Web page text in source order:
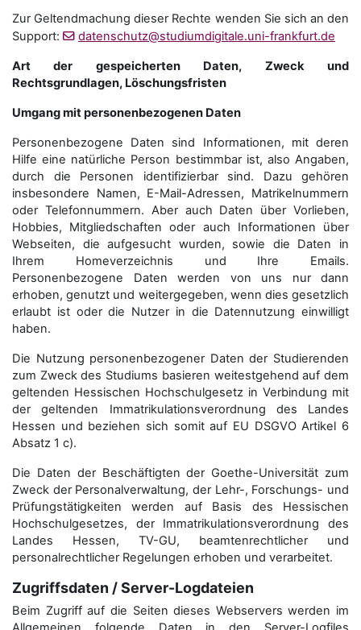
Zur Geltendmachung dieser Rechte wenden Sie sich an den
Support:
datenschutz@studiumdigitale.uni-frankfurt.de
Art der gespeicherten Daten, Zweck und
Rechtsgrundlagen, Löschungsfristen
Umgang mit personenbezogenen Daten
Personenbezogene Daten sind Informationen, mit deren
Hilfe eine natürliche Person bestimmbar ist, also Angaben,
durch die Personen identifizierbar sind. Dazu gehören
insbesondere Namen, E-Mail-Adressen, Matrikelnummern
oder Telefonnummern. Aber auch Daten über Vorlieben,
Hobbies, Mitgliedschaften oder auch Informationen über
Webseiten, die aufgesucht wurden, sowie die Daten in
Ihrem Homeverzeichnis und Ihre Emails.
Personenbezogene Daten werden von uns nur dann
erhoben, genutzt und weitergegeben, wenn dies gesetzlich
erlaubt ist oder die Nutzer in die Datennutzung einwilligt
haben.
Die Nutzung personenbezogener Daten der Studierenden
zum Zweck des Studiums basieren weitestgehend auf dem
geltenden Hessischen Hochschulgesetz in Verbindung mit
der geltenden Immatrikulationsverordnung des Landes
Hessen und beziehen sich somit auf EU DSGVO Artikel 6
Absatz 1 c).
Die Daten der Beschäftigten der Goethe-Universität zum
Zweck der Personal­verwaltung, der Lehr-, Forschungs- und
Prüfungstätigkeiten werden auf Basis des Hessischen
Hochschulgesetzes, der Immatrikulations­verordnung des
Landes Hessen, TV-GU, beamtenrechtlicher und
personalrechtlicher Regelungen erhoben und verarbeitet.
Zugriffsdaten / Server-Logdateien
Beim Zugriff auf die Seiten dieses Webservers werden im